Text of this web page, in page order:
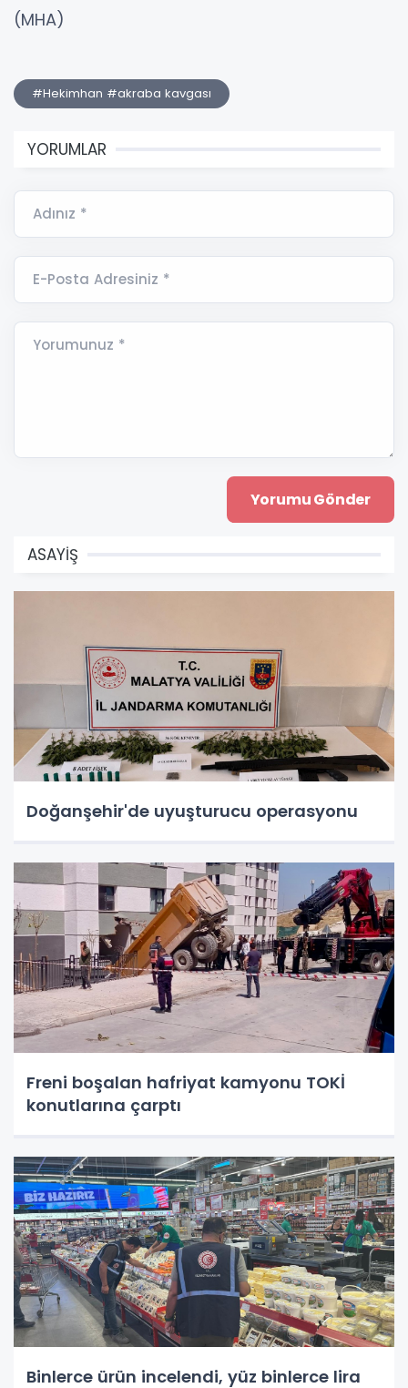
(MHA)
#Hekimhan #akraba kavgası
YORUMLAR
Adınız *
E-Posta Adresiniz *
Yorumunuz *
ASAYİŞ
Doğanşehir'de uyuşturucu operasyonu
Freni boşalan hafriyat kamyonu TOKİ
konutlarına çarptı
Binlerce ürün incelendi, yüz binlerce lira